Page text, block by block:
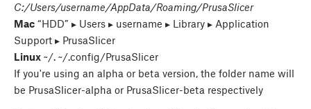
C:/Users/username/AppData/Roaming/PrusaSlicer
Mac “HDD” ▸ ⁨Users⁩ ▸ ⁨username⁩ ▸ ⁨Library⁩ ▸ ⁨Application
Support⁩ ▸ ⁨PrusaSlicer
Linux ~/. ~/.config/PrusaSlicer
If you're using an alpha or beta version, the folder name will
be PrusaSlicer-alpha or PrusaSlicer-beta respectively